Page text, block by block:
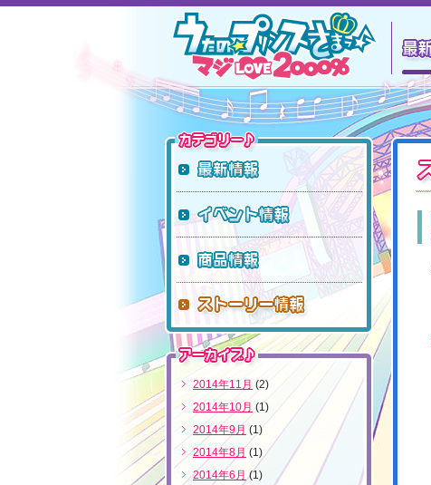
カテゴリー
最新情報
イベント情報
商品情報
アーカイブ
2014年11月 (2)
2014年10月 (1)
2014年9月 (1)
2014年8月 (1)
2014年6月 (1)